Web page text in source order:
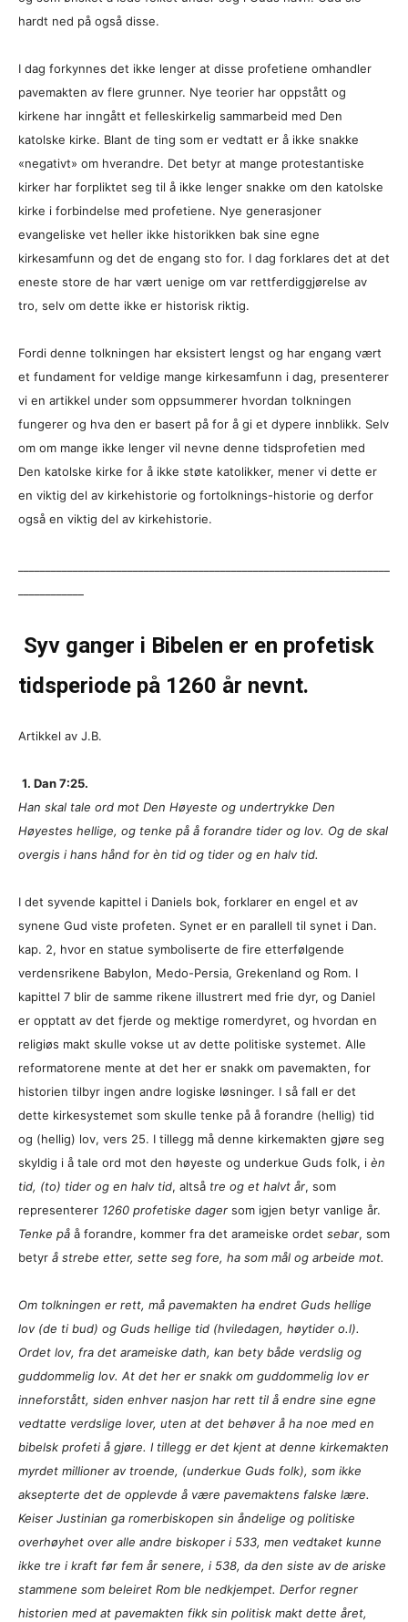
hardt ned på også disse.
I dag forkynnes det ikke lenger at disse profetiene omhandler
pavemakten av flere grunner. Nye teorier har oppstått og
kirkene har inngått et felleskirkelig sammarbeid med Den
katolske kirke. Blant de ting som er vedtatt er å ikke snakke
«negativt» om hverandre. Det betyr at mange protestantiske
kirker har forpliktet seg til å ikke lenger snakke om den katolske
kirke i forbindelse med profetiene. Nye generasjoner
evangeliske vet heller ikke historikken bak sine egne
kirkesamfunn og det de engang sto for. I dag forklares det at det
eneste store de har vært uenige om var rettferdiggjørelse av
tro, selv om dette ikke er historisk riktig.
Fordi denne tolkningen har eksistert lengst og har engang vært
et fundament for veldige mange kirkesamfunn i dag, presenterer
vi en artikkel under som oppsummerer hvordan tolkningen
fungerer og hva den er basert på for å gi et dypere innblikk. Selv
om om mange ikke lenger vil nevne denne tidsprofetien med
Den katolske kirke for å ikke støte katolikker, mener vi dette er
en viktig del av kirkehistorie og fortolknings-historie og derfor
også en viktig del av kirkehistorie.
Syv ganger i Bibelen er en profetisk
tidsperiode på 1260 år nevnt.
Artikkel av J.B.
1. Dan 7:25.
Han skal tale ord mot Den Høyeste og undertrykke Den
Høyestes hellige, og tenke på å forandre tider og lov. Og de skal
overgis i hans hånd for èn tid og tider og en halv tid.
I det syvende kapittel i Daniels bok, forklarer en engel et av
synene Gud viste profeten. Synet er en parallell til synet i Dan.
kap. 2, hvor en statue symboliserte de fire etterfølgende
verdensrikene Babylon, Medo-Persia, Grekenland og Rom. I
kapittel 7 blir de samme rikene illustrert med frie dyr, og Daniel
er opptatt av det fjerde og mektige romerdyret, og hvordan en
religiøs makt skulle vokse ut av dette politiske systemet. Alle
reformatorene mente at det her er snakk om pavemakten, for
historien tilbyr ingen andre logiske løsninger. I så fall er det
dette kirkesystemet som skulle tenke på å forandre (hellig) tid
og (hellig) lov, vers 25. I tillegg må denne kirkemakten gjøre seg
skyldig i å tale ord mot den høyeste og underkue Guds folk, i èn
tid, (to) tider og en halv tid, altså tre og et halvt år, som
representerer 1260 profetiske dager som igjen betyr vanlige år.
Tenke på å forandre, kommer fra det arameiske ordet sebar, som
betyr å strebe etter, sette seg fore, ha som mål og arbeide mot.
Om tolkningen er rett, må pavemakten ha endret Guds hellige
lov (de ti bud) og Guds hellige tid (hviledagen, høytider o.l).
Ordet lov, fra det arameiske dath, kan bety både verdslig og
guddommelig lov. At det her er snakk om guddommelig lov er
inneforstått, siden enhver nasjon har rett til å endre sine egne
vedtatte verdslige lover, uten at det behøver å ha noe med en
bibelsk profeti å gjøre. I tillegg er det kjent at denne kirkemakten
myrdet millioner av troende, (underkue Guds folk), som ikke
aksepterte det de opplevde å være pavemaktens falske lære.
Keiser Justinian ga romerbiskopen sin åndelige og politiske
overhøyhet over alle andre biskoper i 533, men vedtaket kunne
ikke tre i kraft før fem år senere, i 538, da den siste av de ariske
stammene som beleiret Rom ble nedkjempet. Derfor regner
historien med at pavemakten fikk sin politisk makt dette året,